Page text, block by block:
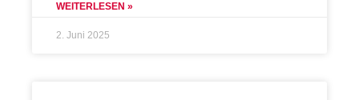
WEITERLESEN »
2. Juni 2025